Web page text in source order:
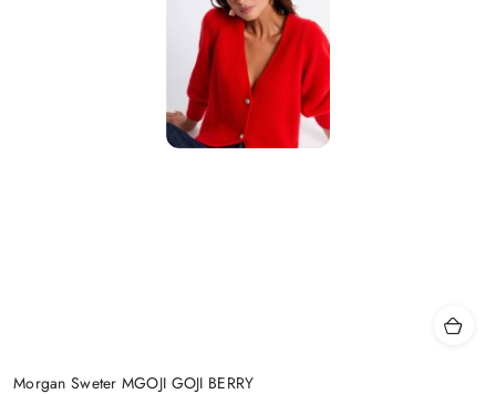
Morgan Sweter MGOJI GOJI BERRY